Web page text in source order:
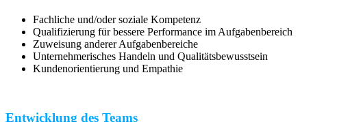
Fachliche und/oder soziale Kompetenz
Qualifizierung für bessere Performance im Aufgabenbereich
Zuweisung anderer Aufgabenbereiche
Unternehmerisches Handeln und Qualitätsbewusstsein
Kundenorientierung und Empathie
Entwicklung des Teams